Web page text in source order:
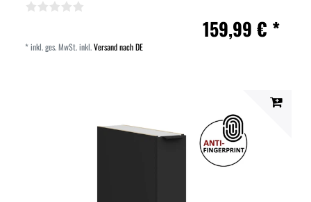
159,99 € *
*inkl. ges. MwSt.inkl.Versand nach DE